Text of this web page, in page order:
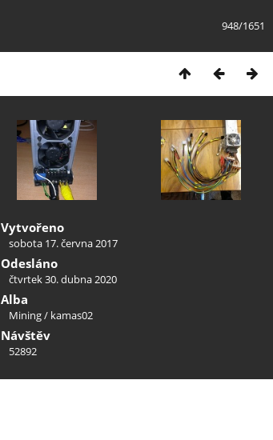
948/1651
Vytvořeno
sobota 17. června 2017
Odesláno
čtvrtek 30. dubna 2020
Alba
Mining/ kamas02
Návštěv
52892